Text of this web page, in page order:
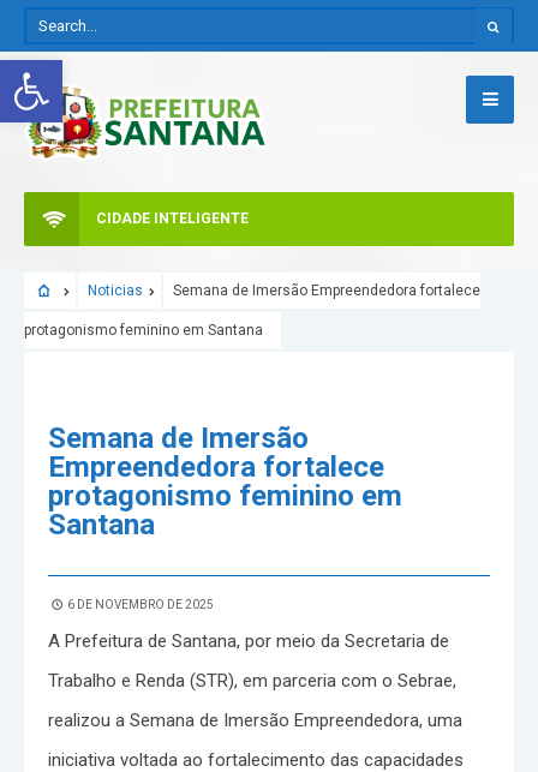
Abrir a barra de ferramentas
CIDADE INTELIGENTE
Noticias Semana de Imersão Empreendedora fortalece
protagonismo feminino em Santana
Semana de Imersão
Empreendedora fortalece
protagonismo feminino em
Santana
6 DE NOVEMBRO DE 2025
A Prefeitura de Santana, por meio da Secretaria de
Trabalho e Renda (STR), em parceria com o Sebrae,
realizou a Semana de Imersão Empreendedora, uma
iniciativa voltada ao fortalecimento das capacidades